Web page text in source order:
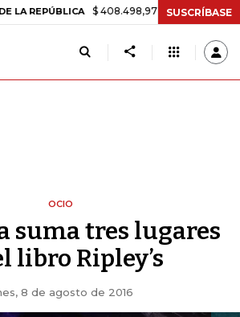
$ 408.498,97 +$ 8.753,81 +2,19%
SUSCRÍBASE
OCIO
suma tres lugares
libro Ripley’s
8 de agosto de 2016